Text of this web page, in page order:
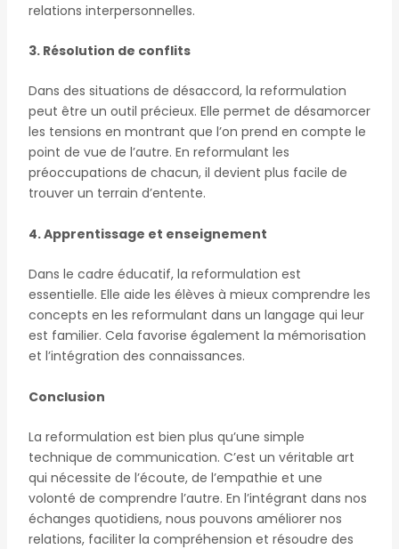
relations interpersonnelles.
3. Résolution de conflits
Dans des situations de désaccord, la reformulation
peut être un outil précieux. Elle permet de désamorcer
les tensions en montrant que l’on prend en compte le
point de vue de l’autre. En reformulant les
préoccupations de chacun, il devient plus facile de
trouver un terrain d’entente.
4. Apprentissage et enseignement
Dans le cadre éducatif, la reformulation est
essentielle. Elle aide les élèves à mieux comprendre les
concepts en les reformulant dans un langage qui leur
est familier. Cela favorise également la mémorisation
et l’intégration des connaissances.
Conclusion
La reformulation est bien plus qu’une simple
technique de communication. C’est un véritable art
qui nécessite de l’écoute, de l’empathie et une
volonté de comprendre l’autre. En l’intégrant dans nos
échanges quotidiens, nous pouvons améliorer nos
relations, faciliter la compréhension et résoudre des